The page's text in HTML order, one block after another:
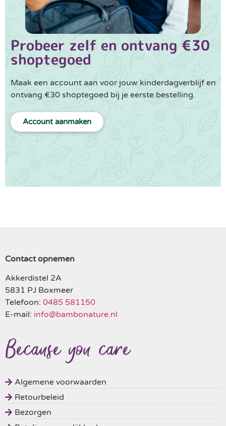
Probeer zelf en ontvang €30
shoptegoed
Maak een account aan voor jouw kinderdagverblijf en
ontvang €30 shoptegoed bij je eerste bestelling.
Account aanmaken
Contact opnemen
Akkerdistel 2A
5831 PJ Boxmeer
Telefoon: 0485 581150
E-mail: info@bambonature.nl
Algemene voorwaarden
Retourbeleid
Bezorgen